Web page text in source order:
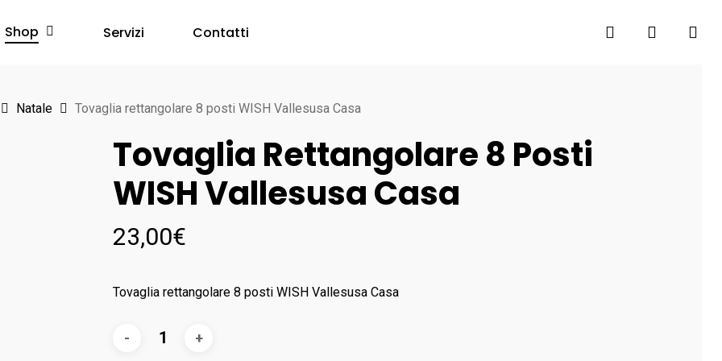
Shop Servizi Contatti search account
Natale Tovaglia rettangolare 8 posti WISH Vallesusa Casa
Tovaglia Rettangolare 8 Posti
WISH Vallesusa Casa
23,00€
Tovaglia rettangolare 8 posti WISH Vallesusa Casa